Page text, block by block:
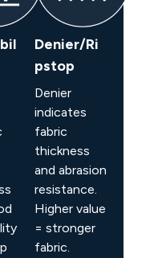
Denier/Ri
pstop
Denier
indicates
fabric
thickness
and abrasion
resistance.
Higher value
= stronger
fabric.